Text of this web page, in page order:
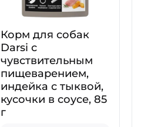
Корм для собак
Darsi с
чувствительным
пищеварением,
индейка с тыквой,
кусочки в соусе, 85
г